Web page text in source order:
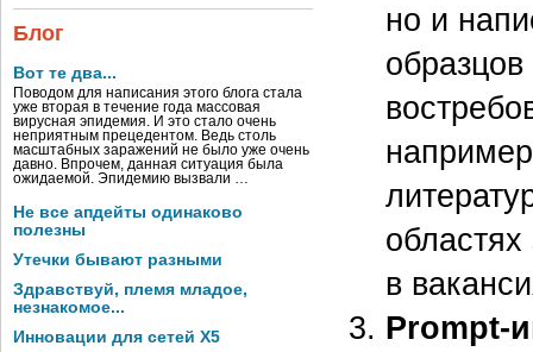
Блог
Вот те два...
Поводом для написания этого блога стала
уже вторая в течение года массовая
вирусная эпидемия. И это стало очень
неприятным прецедентом. Ведь столь
масштабных заражений не было уже очень
давно. Впрочем, данная ситуация была
ожидаемой. Эпидемию вызвали …
Не все апдейты одинаково
полезны
Утечки бывают разными
Здравствуй, племя младое,
незнакомое...
Инновации для сетей X5
но и
в
Prompt-